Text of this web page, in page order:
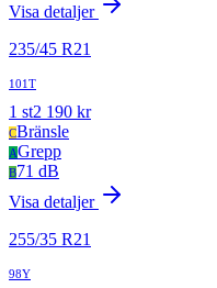
Visa detaljer
235/45 R21
101T
1 st2 190 kr
CBränsle
AGrepp
B71 dB
Visa detaljer
255/35 R21
98Y